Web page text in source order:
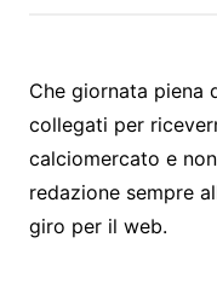
Che giornata piena
collegati per
calciomercato e
redazione sempre
giro per il web.